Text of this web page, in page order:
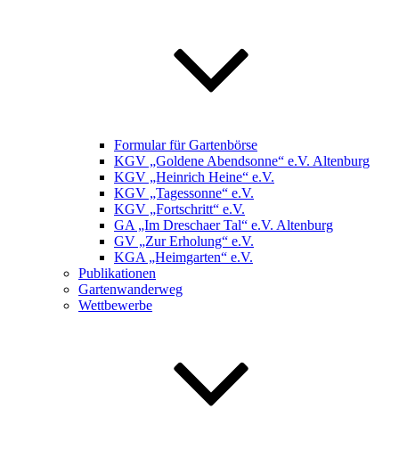
Formular für Gartenbörse
KGV „Goldene Abendsonne“ e.V. Altenburg
KGV „Heinrich Heine“ e.V.
KGV „Tagessonne“ e.V.
KGV „Fortschritt“ e.V.
GA „Im Dreschaer Tal“ e.V. Altenburg
GV „Zur Erholung“ e.V.
KGA „Heimgarten“ e.V.
Publikationen
Gartenwanderweg
Wettbewerbe